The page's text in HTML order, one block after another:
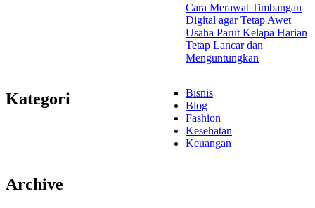
Cara Merawat Timbangan
Digital agar Tetap Awet
Usaha Parut Kelapa Harian
Tetap Lancar dan
Menguntungkan
Kategori
Bisnis
Blog
Fashion
Kesehatan
Keuangan
Archive